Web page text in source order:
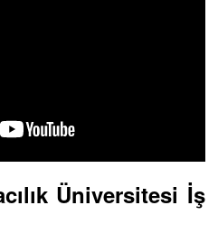
Üniversitesi İş